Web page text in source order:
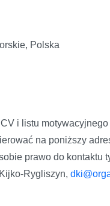
Polska
i listu
na poniższy
prawo do kontaktu
Rygliszyn,